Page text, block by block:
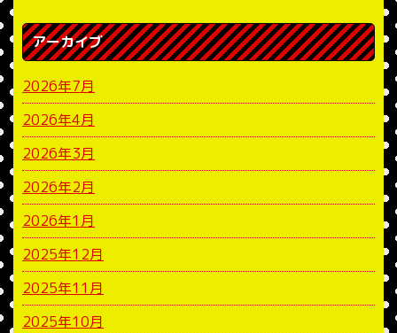
アーカイブ
2026年7月
2026年4月
2026年3月
2026年2月
2026年1月
2025年12月
2025年11月
2025年10月